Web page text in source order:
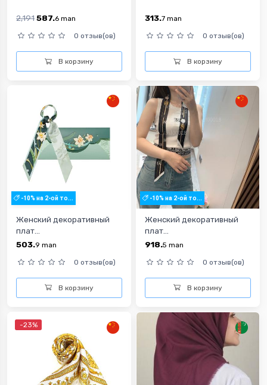
2,191587.6 man
0 отзыв(ов)
В корзину
313.7 man
0 отзыв(ов)
В корзину
-10% на 2-ой то...
Женский декоративный
плат...
503.9 man
0 отзыв(ов)
В корзину
-10% на 2-ой то...
Женский декоративный
плат...
918.5 man
0 отзыв(ов)
В корзину
-23%